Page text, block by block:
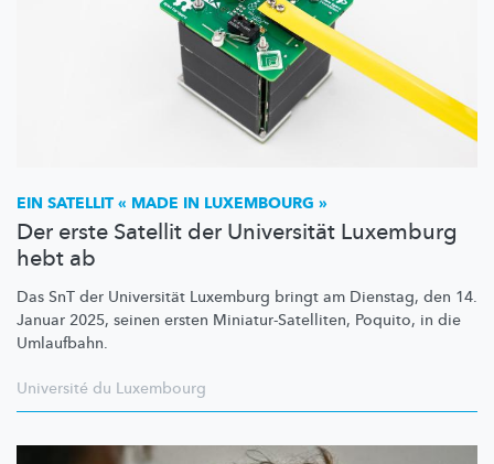
EIN SATELLIT « MADE IN LUXEMBOURG »
Der erste Satellit der Universität Luxemburg
hebt ab
Das SnT der Universität Luxemburg bringt am Dienstag, den 14.
Januar 2025, seinen ersten Miniatur-Satelliten, Poquito, in die
Umlaufbahn.
Université du Luxembourg